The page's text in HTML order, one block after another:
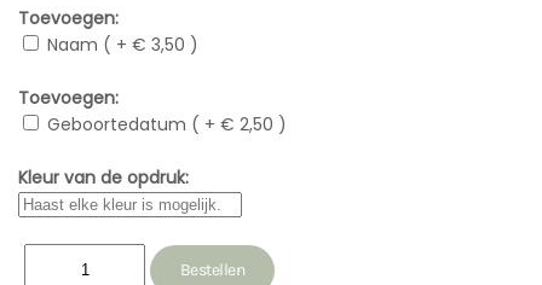
Toevoegen:
Naam ( + € 3,50 )
Toevoegen:
Geboortedatum ( + € 2,50 )
Kleur van de opdruk: